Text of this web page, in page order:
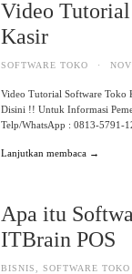
Video
Kasir
SOFTWARE TOKO ·
Video Tutorial Software Toko
Disini !! Untuk Informasi
Telp/WhatsApp : 0813-5791-
Lanjutkan membaca →
Apa itu
ITBrain POS
BISNIS ,SOFTWARE TOKO